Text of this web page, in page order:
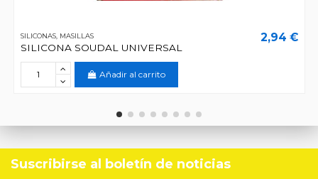
SILICONAS, MASILLAS
SILICONA SOUDAL UNIVERSAL
2,94 €
Añadir al carrito
Suscribirse al boletín de noticias